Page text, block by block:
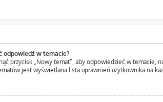
odpowiedź w temacie?
przycisk „Nowy temat”, aby odpowiedzieć w
jest wyświetlana lista uprawnień użytkownika na